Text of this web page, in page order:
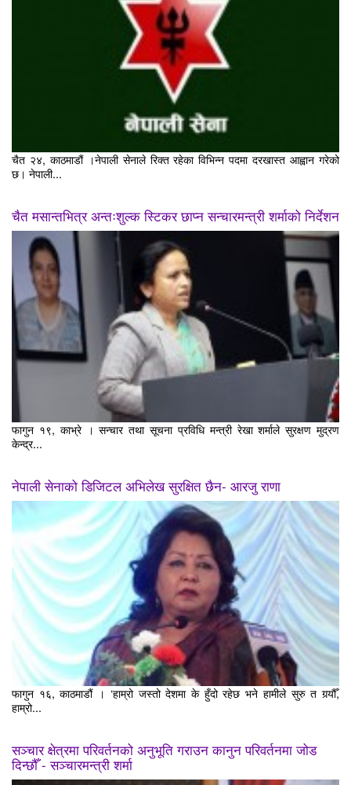
चैत २४, काठमाडौं ।नेपाली सेनाले रिक्त रहेका विभिन्न पदमा दरखास्त आह्वान गरेको
छ। नेपाली...
चैत मसान्तभित्र अन्तःशुल्क स्टिकर छाप्न सन्चारमन्त्री शर्माको निर्देशन
फागुन १९, काभ्रे । सन्चार तथा सूचना प्रविधि मन्त्री रेखा शर्माले सुरक्षण मुद्रण
केन्द्र...
नेपाली सेनाको डिजिटल अभिलेख सुरक्षित छैन- आरजु राणा
फागुन १६, काठमाडौं । ‘हाम्रो जस्तो देशमा के हुँदो रहेछ भने हामीले सुरु त गर्‍यौँ,
हाम्रो...
सञ्चार क्षेत्रमा परिवर्तनको अनुभूति गराउन कानुन परिवर्तनमा जोड
दिन्छौँ - सञ्चारमन्त्री शर्मा